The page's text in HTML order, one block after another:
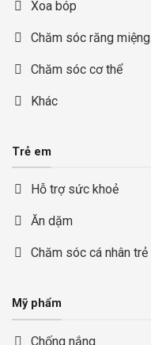
Xoa bóp
Chăm sóc răng miệng
Chăm sóc cơ thể
Khác
Trẻ em
Hỗ trợ sức khoẻ
Ăn dặm
Chăm sóc cá nhân trẻ
Mỹ phẩm
Chống nắng